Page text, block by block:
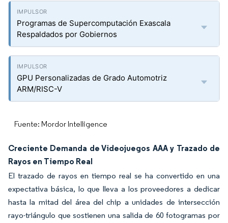
Programas de Supercomputación Exascala
Respaldados por Gobiernos
GPU Personalizadas de Grado Automotriz
ARM/RISC-V
Fuente: Mordor Intelligence
Creciente Demanda de Videojuegos AAA y Trazado de
Rayos en Tiempo Real
El trazado de rayos en tiempo real se ha convertido en una
expectativa básica, lo que lleva a los proveedores a dedicar
hasta la mitad del área del chip a unidades de intersección
rayo-triángulo que sostienen una salida de 60 fotogramas por